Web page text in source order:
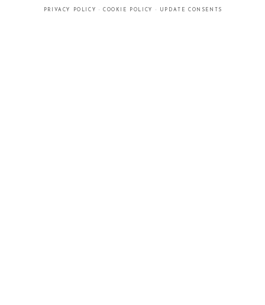
PRIVACY POLICY ·COOKIE POLICY · UPDATE CONSENTS